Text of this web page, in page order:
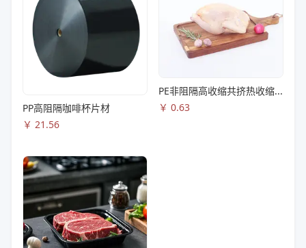
PP高阻隔咖啡杯片材
￥ 21.56
PE非阻隔高收缩共挤热收缩膜S83
￥ 0.63